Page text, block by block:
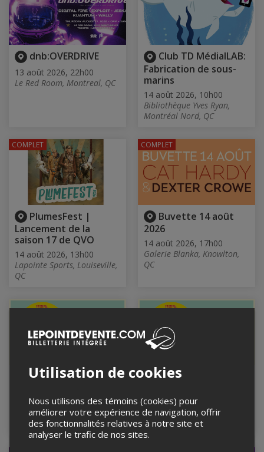
dnb:OVERDRIVE
13 août 2026, 22h00
Le Red Room, Montreal, QC
Club TD MédialLAB:
Fabrication de sous-
marins
14 août 2026, 10h00
Bibliothèque Yves Ryan,
Montréal Nord, QC
PlumesFest |
Lancement de la
saison 17 de QVO
14 août 2026, 13h00
Lapointe Sports, Louiseville,
QC
COMPLET
Buvette 14 août
2026
14 août 2026, 17h00
Galerie Blanka, Knowlton,
QC
COMPLET
SUPERFOLK 2026 - 2
14 et 15 août 2026
Parc Basler, Morin-Heights,
VENDREDI
14 août 2026
Parc Basler, Morin-Heights,
QC
Utilisation de cookies
Nous utilisons des témoins (cookies) pour
améliorer votre expérience de navigation, offrir
des fonctionnalités relatives à notre site et
analyser le trafic de nos sites.